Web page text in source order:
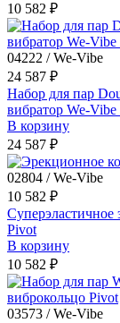
10 582 ₽
04222 / We-Vibe
24 587 ₽
Набор для пар
вибратор We-Vibe
В корзину
24 587 ₽
02804 / We-Vibe
10 582 ₽
Суперэластичное
Pivot
В корзину
10 582 ₽
03573 / We-Vibe